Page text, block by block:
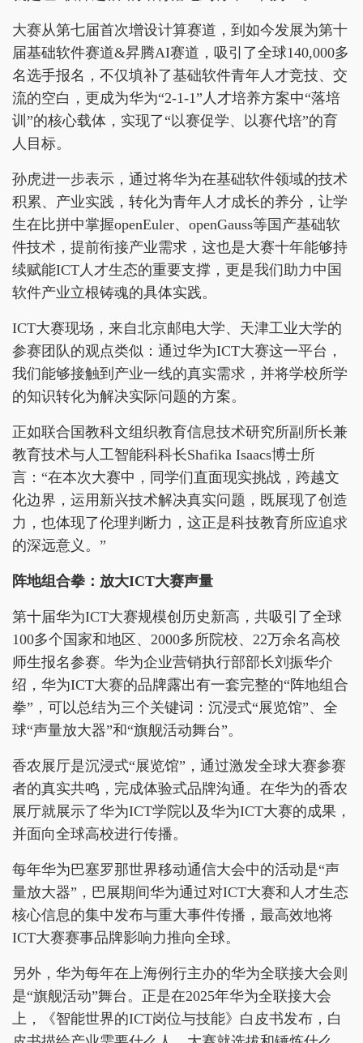
大赛从第七届首次增设计算赛道，到如今发展为第十
届基础软件赛道&昇腾AI赛道，吸引了全球140,000多
名选手报名，不仅填补了基础软件青年人才竞技、交
流的空白，更成为华为“2-1-1”人才培养方案中“落培
训”的核心载体，实现了“以赛促学、以赛代培”的育
人目标。
孙虎进一步表示，通过将华为在基础软件领域的技术
积累、产业实践，转化为青年人才成长的养分，让学
生在比拼中掌握openEuler、openGauss等国产基础软
件技术，提前衔接产业需求，这也是大赛十年能够持
续赋能ICT人才生态的重要支撑，更是我们助力中国
软件产业立根铸魂的具体实践。
ICT大赛现场，来自北京邮电大学、天津工业大学的
参赛团队的观点类似：通过华为ICT大赛这一平台，
我们能够接触到产业一线的真实需求，并将学校所学
的知识转化为解决实际问题的方案。
正如联合国教科文组织教育信息技术研究所副所长兼
教育技术与人工智能科科长Shafika Isaacs博士所
言：“在本次大赛中，同学们直面现实挑战，跨越文
化边界，运用新兴技术解决真实问题，既展现了创造
力，也体现了伦理判断力，这正是科技教育所应追求
的深远意义。”
阵地组合拳 ：放大ICT大赛声量
第十届华为ICT大赛规模创历史新高，共吸引了全球
100多个国家和地区、2000多所院校、22万余名高校
师生报名参赛。华为企业营销执行部部长刘振华介
绍，华为ICT大赛的品牌露出有一套完整的“阵地组合
拳”，可以总结为三个关键词：沉浸式“展览馆”、全
球“声量放大器”和“旗舰活动舞台”。
香农展厅是沉浸式“展览馆”，通过激发全球大赛参赛
者的真实共鸣，完成体验式品牌沟通。在华为的香农
展厅就展示了华为ICT学院以及华为ICT大赛的成果，
并面向全球高校进行传播。
每年华为巴塞罗那世界移动通信大会中的活动是“声
量放大器”，巴展期间华为通过对ICT大赛和人才生态
核心信息的集中发布与重大事件传播，最高效地将
ICT大赛赛事品牌影响力推向全球。
另外，华为每年在上海例行主办的华为全联接大会则
是“旗舰活动”舞台。正是在2025年华为全联接大会
上，《智能世界的ICT岗位与技能》白皮书发布，白